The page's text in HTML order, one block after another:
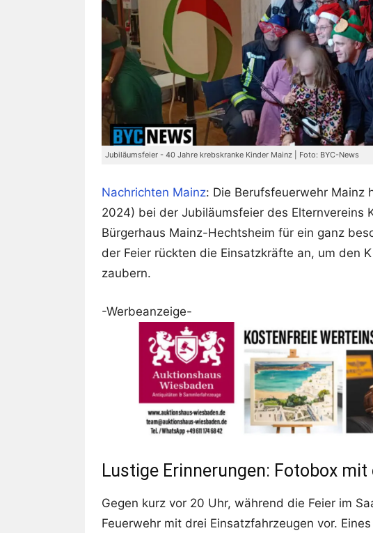
Jubiläumsfeier - 40 Jahre krebskranke Kinder Mainz | Foto: BYC-News
Nachrichten Mainz: Die Berufsfeuerwehr Mainz
2024) bei der Jubiläumsfeier des Elternvereins
Bürgerhaus Mainz-Hechtsheim für ein ganz
der Feier rückten die Einsatzkräfte an, um den
zaubern.
-Werbeanzeige-
Lustige Erinnerungen: Fotobox
Gegen kurz vor 20 Uhr, während die Feier im
Feuerwehr mit drei Einsatzfahrzeugen vor.